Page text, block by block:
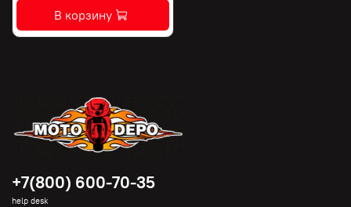
В корзину
+7(800) 600-70-35
help desk